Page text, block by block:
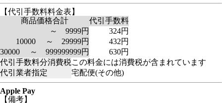
【代引手数料料金表】
商品価格合計
代引手数料
～ 9999円
324円
10000 ～ 29999円
432円
30000 ～ 999999999円
630円
代引手数料分消費税この料金には消費税が含まれています
代引業者指定
宅配便(その他)
Apple Pay
【備考】